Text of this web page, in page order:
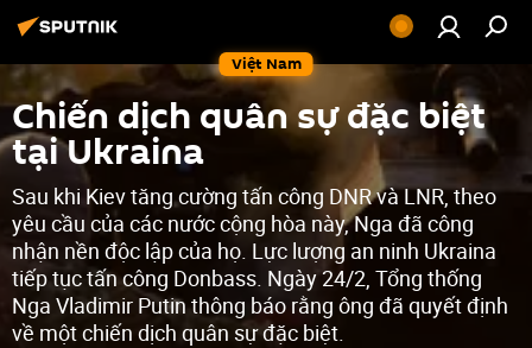
Việt Nam
Chiến dịch quân sự đặc biệt
tại Ukraina
Sau khi Kiev tăng cường tấn công DNR và LNR, theo
yêu cầu của các nước cộng hòa này, Nga đã công
nhận nền độc lập của họ. Lực lượng an ninh Ukraina
tiếp tục tấn công Donbass. Ngày 24/2, Tổng thống
Nga Vladimir Putin thông báo rằng ông đã quyết định
về một chiến dịch quân sự đặc biệt.